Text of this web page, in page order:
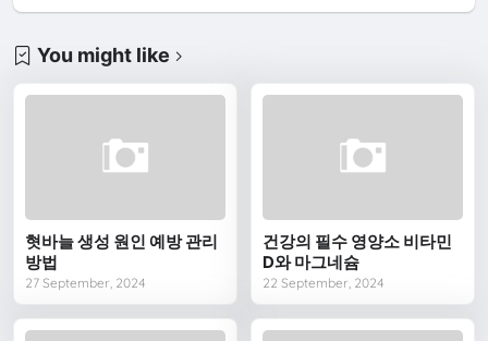
You might like
혓바늘 생성 원인 예방 관리
방법
27 September, 2024
건강의 필수 영양소 비타민
D와 마그네슘
22 September, 2024